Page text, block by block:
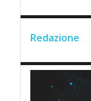
Redazione